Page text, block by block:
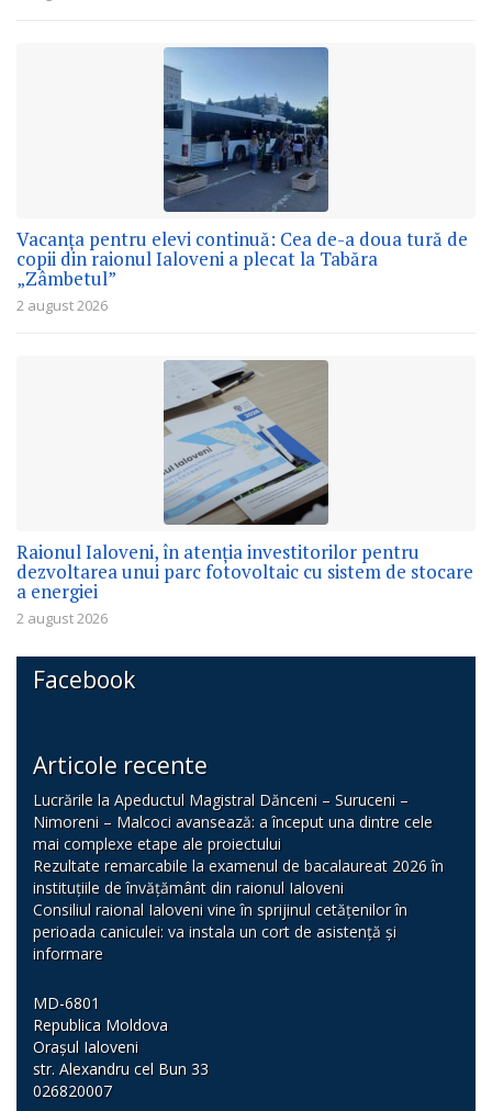
Vacanța pentru elevi continuă: Cea de-a doua tură de
copii din raionul Ialoveni a plecat la Tabăra
„Zâmbetul”
2 august 2026
Raionul Ialoveni, în atenția investitorilor pentru
dezvoltarea unui parc fotovoltaic cu sistem de stocare
a energiei
2 august 2026
Facebook
Articole recente
Lucrările la Apeductul Magistral Dănceni – Suruceni –
Nimoreni – Malcoci avansează: a început una dintre cele
mai complexe etape ale proiectului
Rezultate remarcabile la examenul de bacalaureat 2026 în
instituțiile de învățământ din raionul Ialoveni
Consiliul raional Ialoveni vine în sprijinul cetățenilor în
perioada caniculei: va instala un cort de asistență și
informare
MD-6801
Republica Moldova
Orașul Ialoveni
str. Alexandru cel Bun 33
026820007